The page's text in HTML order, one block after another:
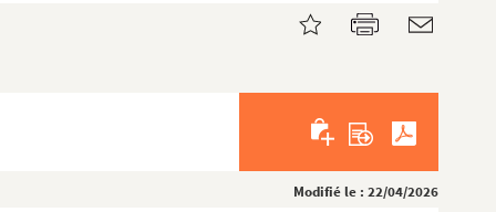
Modifié le : 22/04/2026